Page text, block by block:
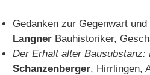
Gedanken zur Gegenwart
Langner Bauhistoriker,
Der Erhalt alter
Schanzenberger, Hirrlingen,